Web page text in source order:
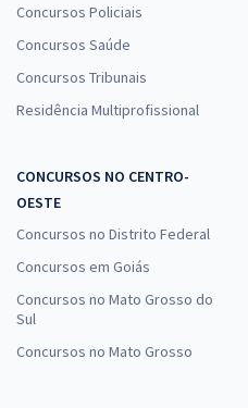
Concursos Policiais
Concursos Saúde
Concursos Tribunais
Residência Multiprofissional
CONCURSOS NO CENTRO-
OESTE
Concursos no Distrito Federal
Concursos em Goiás
Concursos no Mato Grosso do
Sul
Concursos no Mato Grosso